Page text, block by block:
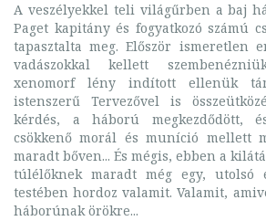
A veszélyekkel teli világűrben a baj
Paget kapitány és fogyatkozó számú
tapasztalta meg. Először ismeretlen
vadászokkal kellett
xenomorf lény indított ellenük
istenszerű Tervezővel is
kérdés, a háború megkezdődött,
csökkenő morál és muníció mellett
maradt bőven... És mégis, ebben a
túlélőknek maradt még egy, utolsó
testében hordoz valamit. Valamit,
háborúnak örökre...